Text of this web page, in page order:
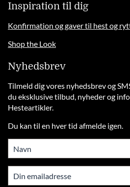
Inspiration til dig
Konfirmation og gaver til hest og
Shop the Look
Nyhedsbrev
Tilmeld dig vores nyhedsbrev og
du eksklusive tilbud, nyheder og
Hesteartikler.
Du kan til en hver tid afmelde igen.